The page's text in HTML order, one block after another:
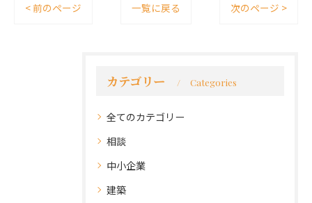
< 前のページ 一覧に戻る 次のページ >
カテゴリー Categories
全てのカテゴリー
相談
中小企業
建築